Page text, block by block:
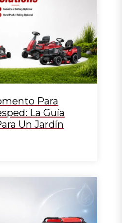
Para
La Guía
Un Jardín